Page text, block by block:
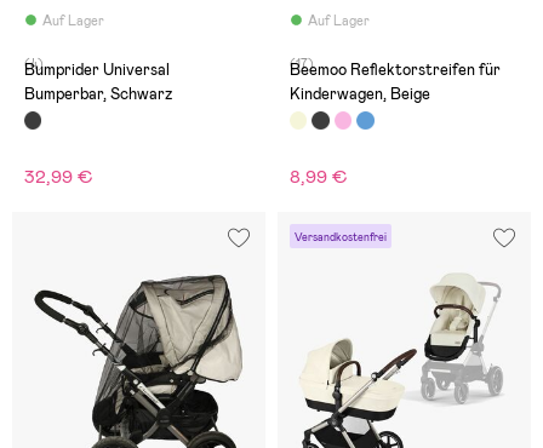
Auf Lager
(4)
Bumprider Universal
Bumperbar, Schwarz
32,99 €
Auf Lager
(17)
Beemoo Reflektorstreifen für
Kinderwagen, Beige
8,99 €
Versandkostenfrei